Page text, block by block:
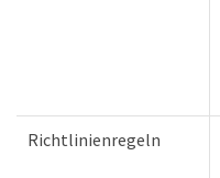
Richtlinienregeln